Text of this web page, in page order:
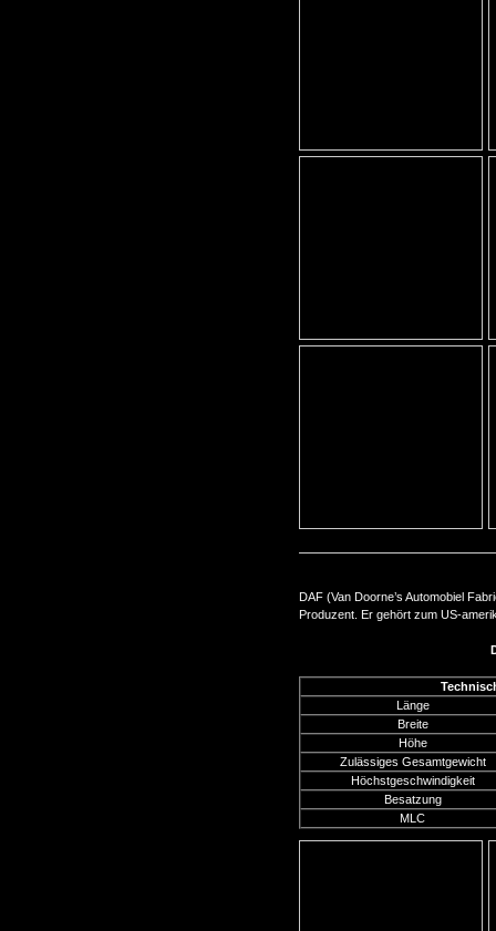
DAF (Van Doorne’s Automobiel
Produzent. Er gehört zum US-
Länge
Breite
Höhe
Zulässiges Gesamtgewicht
Höchstgeschwindigkeit
Besatzung
MLC